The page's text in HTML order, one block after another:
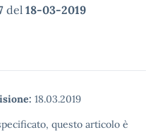
del 18-03-2019
18.03.2019
questo articolo è